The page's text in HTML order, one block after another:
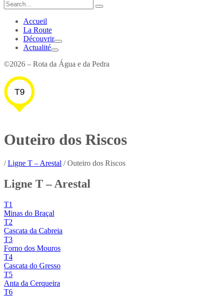
Accueil
La Route
Découvrir
Actualité
©2026 – Rota da Água e da Pedra
T9
Outeiro dos Riscos
/ Ligne T – Arestal / Outeiro dos Riscos
Ligne T – Arestal
T1
Minas do Braçal
T2
Cascata da Cabreia
T3
Forno dos Mouros
T4
Cascata do Gresso
T5
Anta da Cerqueira
T6